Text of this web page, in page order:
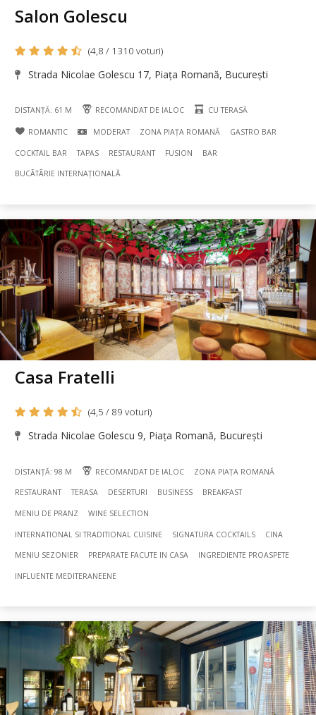
Salon Golescu
(4,8 / 1310 voturi)
Strada Nicolae Golescu 17, Piața Romană, București
DISTANȚĂ: 61 M RECOMANDAT DE IALOC CU TERASĂ
ROMANTIC MODERAT ZONA PIAȚA ROMANĂ GASTRO BAR
COCKTAIL BAR TAPAS RESTAURANT FUSION BAR
BUCÃTÃRIE INTERNAȚIONALĂ
Casa Fratelli
(4,5 / 89 voturi)
Strada Nicolae Golescu 9, Piața Romană, București
DISTANȚĂ: 98 M RECOMANDAT DE IALOC ZONA PIAȚA ROMANĂ
RESTAURANT TERASA DESERTURI BUSINESS BREAKFAST
MENIU DE PRANZ WINE SELECTION
INTERNATIONAL SI TRADITIONAL CUISINE SIGNATURA COCKTAILS CINA
MENIU SEZONIER PREPARATE FACUTE IN CASA INGREDIENTE PROASPETE
INFLUENTE MEDITERANEENE